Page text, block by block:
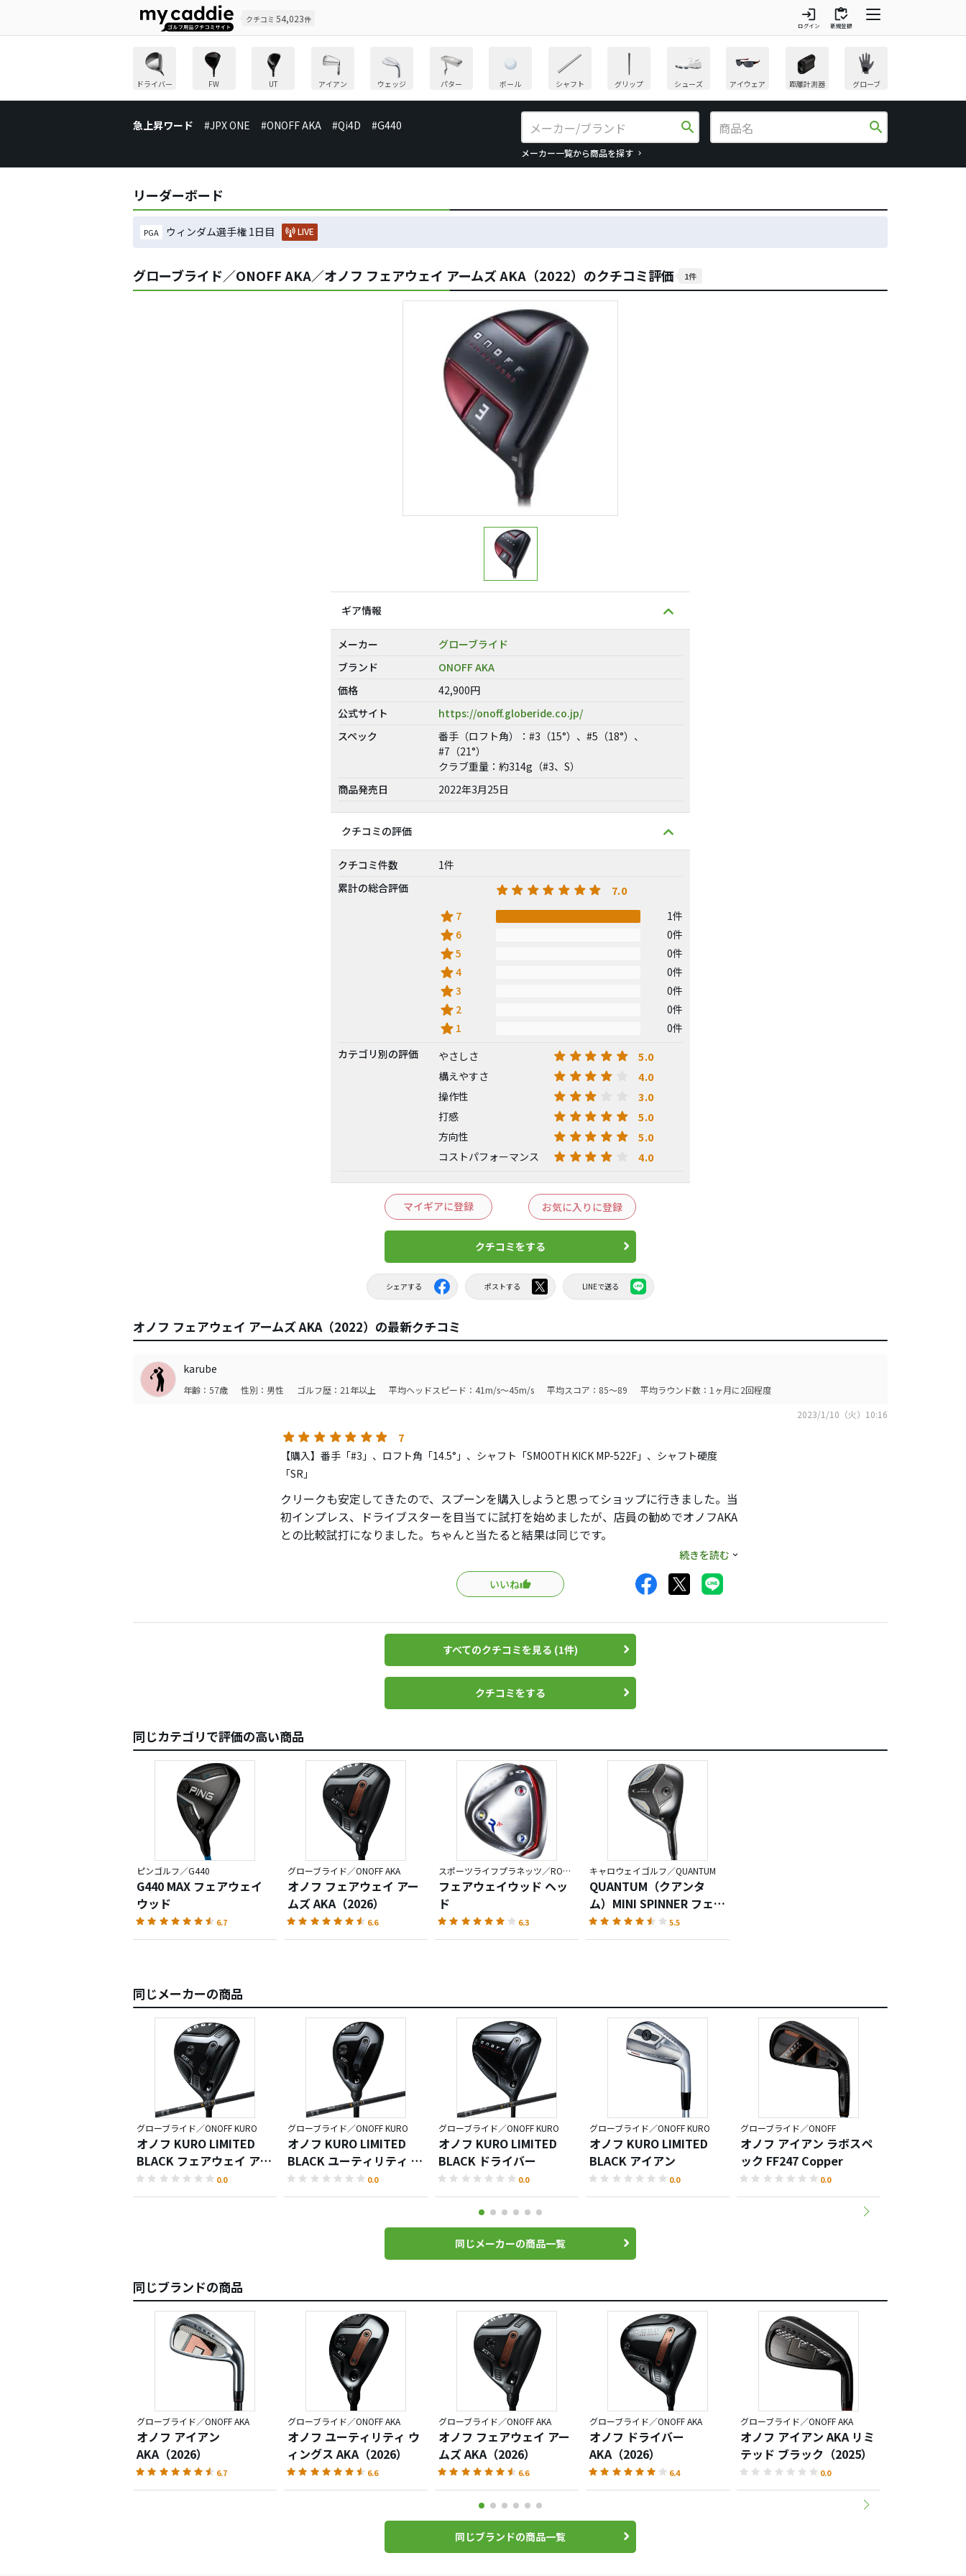
クチコミ 54,023件 login
ログイン
inventory
新規登録
ドライバー FW UT アイアン ウェッジ パター ボール シャフト グリップ シューズ アイウェア 距離計測器 グローブ
急上昇ワード #JPX ONE #ONOFF AKA #Qi4D #G440 search
メーカー一覧から商品を探す
search
リーダーボード
PGA ウィンダム選手権 1日目 LIVE
グローブライド／ONOFF AKA／オノフ フェアウェイ アームズ AKA（2022）のクチコミ評価 1件
ギア情報
メーカー
グローブライド
ブランド
ONOFF AKA
価格
42,900円
公式サイト
https://onoff.globeride.co.jp/
スペック
番手（ロフト角）：#3（15°）、#5（18°）、
#7（21°）
クラブ重量：約314g（#3、S）
商品発売日
2022年3月25日
クチコミの評価
クチコミ件数
1件
累計の総合評価
7.0
star 7 1件
star 6 0件
star5 0件
star4 0件
star3 0件
star 2 0件
star 1
0件
カテゴリ別の評価
やさしさ 5.0
構えやすさ 4.0
操作性 3.0
打感 5.0
方向性 5.0
コストパフォーマンス 4.0
マイギアに登録 お気に入りに登録
クチコミをする
シェアする ポストする LINEで送る
オノフ フェアウェイ アームズ AKA（2022）の最新クチコミ
karube
年齢：57歳 性別：男性 ゴルフ歴：21年以上 平均ヘッドスピード：41m/s～45m/s 平均スコア：85～89
平均ラウンド数：1ヶ月に2回程度
2023/1/10（火）10:16
7
【購入】番手「#3」、ロフト角「14.5°」、シャフト「SMOOTH KICK MP-522F」、シャフト硬度
「SR」
クリークも安定してきたので、スプーンを購入しようと思ってショップに行きました。当
初インプレス、ドライブスターを目当てに試打を始めましたが、店員の勧めでオノフAKA
との比較試打になりました。ちゃんと当たると結果は同じです。
１．クラブが短いからか？、ミスが少ない。
２．打った時の音が甲高い音で、これが個人的には好み。
４．フェース高さもあるのでティーショットも打ちやすそう。
以上の理由でオノフAKAを選びました・
ちなみにひとつ前のモデルのオノフKUROの＃７フレックスSを使ってまして、これがす
ごく私に合ってて超お助けクラブで使いまくってます。＃３もオノフになり、難しい番手
の分だけAKAになってフレックスもSRに落としたことになります。オノフは私に合ってる
のかもしれません。気温4℃の練習場では良い感じです。春が楽しみです。
続きを読む
いいね
すべてのクチコミを見る (1件)
クチコミをする
同じカテゴリで評価の高い商品
ピンゴルフ／G440
G440 MAX フェアウェイ
ウッド
6.7
グローブライド／ONOFF AKA
オノフ フェアウェイ アー
ムズ AKA（2026）
6.6
スポーツライフプラネッツ／RODDIO
フェアウェイウッド ヘッ
ド
6.3
キャロウェイゴルフ／QUANTUM
QUANTUM（クアンタ
ム）MINI SPINNER フェア
ウェイウッド
5.5
同じメーカーの商品
グローブライド／ONOFF KURO
オノフ KURO LIMITED
BLACK フェアウェイ アー
ムズ
0.0
グローブライド／ONOFF KURO
オノフ KURO LIMITED
BLACK ユーティリティ ウ
ィングス
0.0
グローブライド／ONOFF KURO
オノフ KURO LIMITED
BLACK ドライバー
0.0
グローブライド／ONOFF KURO
オノフ KURO LIMITED
BLACK アイアン
0.0
グローブライド／ONOFF
オノフ アイアン ラボスペ
ック FF247 Copper
0.0
同じメーカーの商品一覧
同じブランドの商品
グローブライド／ONOFF AKA
オノフ アイアン
AKA（2026）
6.7
グローブライド／ONOFF AKA
オノフ ユーティリティ ウ
ィングス AKA（2026）
6.6
グローブライド／ONOFF AKA
オノフ フェアウェイ アー
ムズ AKA（2026）
6.6
グローブライド／ONOFF AKA
オノフ ドライバー
AKA（2026）
6.4
グローブライド／ONOFF AKA
オノフ アイアン AKA リミ
テッド ブラック（2025）
0.0
同じブランドの商品一覧